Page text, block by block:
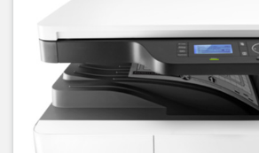
- In trang đầu tiên (ở chế độ sẵn sàng): 7.7
- In trang đầu tiên (ở chế độ ngủ): 21.6 giây.
- Khay giấy số 1 khay tay: 100 tờ.